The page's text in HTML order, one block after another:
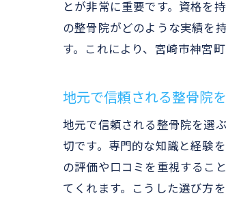
とが非常に重要です。資格を
の整骨院がどのような実績を
す。これにより、宮崎市神宮
地元で信頼される整骨院
地元で信頼される整骨院を選
切です。専門的な知識と経験
の評価や口コミを重視するこ
てくれます。こうした選び方